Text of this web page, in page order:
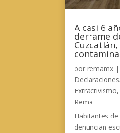
A casi 6
derrame
porremamx |
Extractivismo,
Rema
Habitantes
denuncian